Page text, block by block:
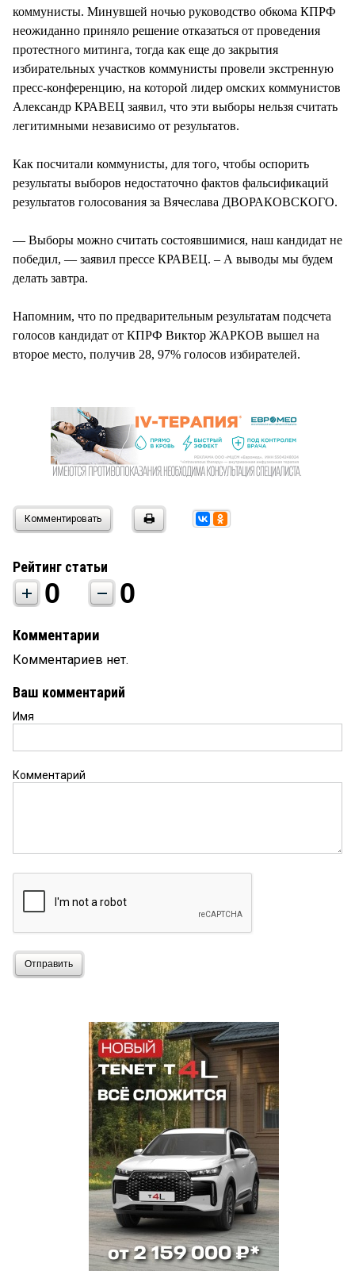
коммунисты. Минувшей ночью руководство обкома КПРФ
неожиданно приняло решение отказаться от проведения
протестного митинга, тогда как еще до закрытия
избирательных участков коммунисты провели экстренную
пресс-конференцию, на которой лидер омских коммунистов
Александр КРАВЕЦ заявил, что эти выборы нельзя считать
легитимными независимо от результатов.
Как посчитали коммунисты, для того, чтобы оспорить
результаты выборов недостаточно фактов фальсификаций
результатов голосования за Вячеслава ДВОРАКОВСКОГО.
— Выборы можно считать состоявшимися, наш кандидат не
победил, — заявил прессе КРАВЕЦ. – А выводы мы будем
делать завтра.
Напомним, что по предварительным результатам подсчета
голосов кандидат от КПРФ Виктор ЖАРКОВ вышел на
второе место, получив 28, 97% голосов избирателей.
Комментировать
Рейтинг статьи
0 0
Комментарии
Комментариев нет.
Ваш комментарий
Имя
Комментарий
Отправить